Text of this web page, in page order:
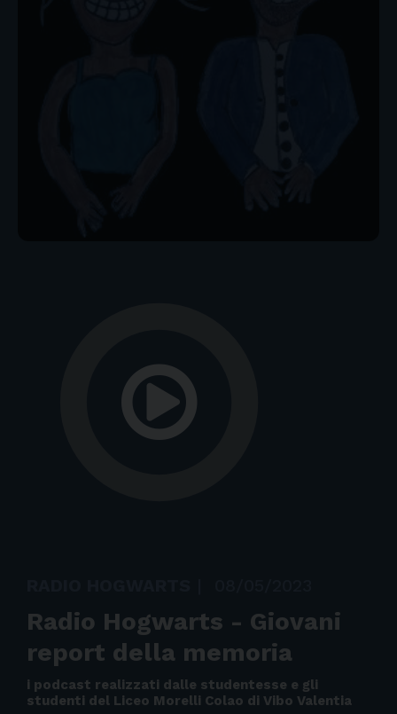
Radio Hogwarts - Giovani
report della memoria
i podcast realizzati dalle studentesse e gli
studenti del Liceo Morelli Colao di Vibo Valentia